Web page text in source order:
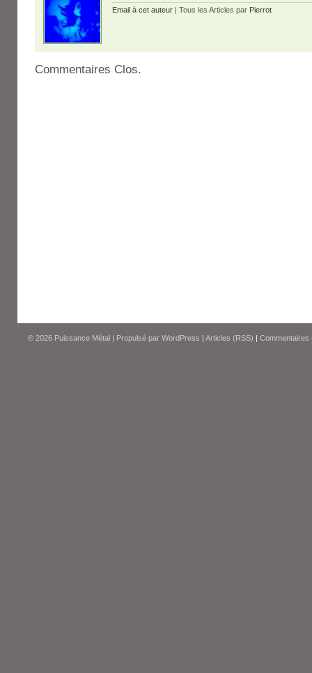
Email à cet auteur | Tous les Articles par Pierrot
Commentaires Clos.
© 2026 Puissance Métal | Propulsé par WordPress | Articles (RSS) | Commentaires